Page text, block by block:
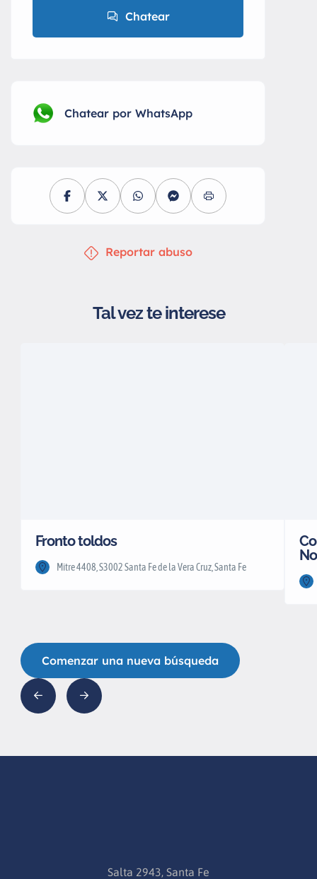
Chatear
Chatear por WhatsApp
Reportar abuso
Tal vez te interese
Fronto toldos
Mitre 4408, S3002 Santa Fe de la Vera Cruz, Santa Fe
Comenzar una nueva búsqueda
Salta 2943, Santa Fe